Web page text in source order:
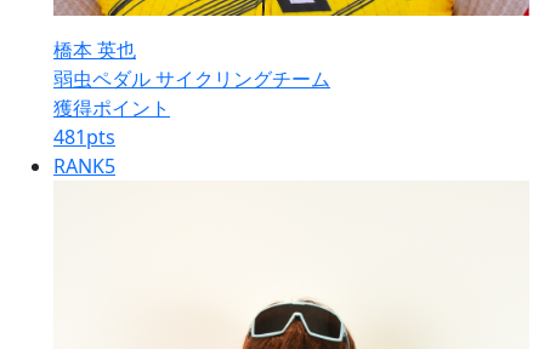
橋本 英也
弱虫ペダル サイクリングチーム
獲得ポイント
481pts
RANK5